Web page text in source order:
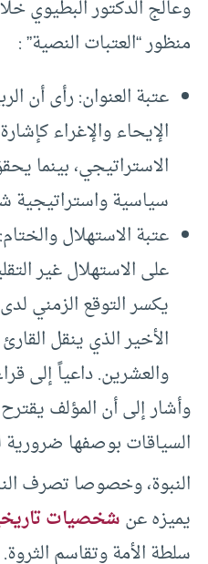
وعالج الدكتور البطيوي
منظور “العتبات النصية” :
عتبة العنوان: رأى أن
الإيحاء والإغراء
الاستراتيجي، بينما
سياسية واستراتيجية
عتبة الاستهلال
على الاستهلال غير
يكسر التوقع الزمني
الأخير الذي ينقل
والعشرين. داعياً إلى
وأشار إلى أن المؤلف
السياقات بوصفها ضرورية
النبوة، وخصوصا تصرف
يميزه عنشخصيات
سلطة الأمة وتقاسم الثروة.